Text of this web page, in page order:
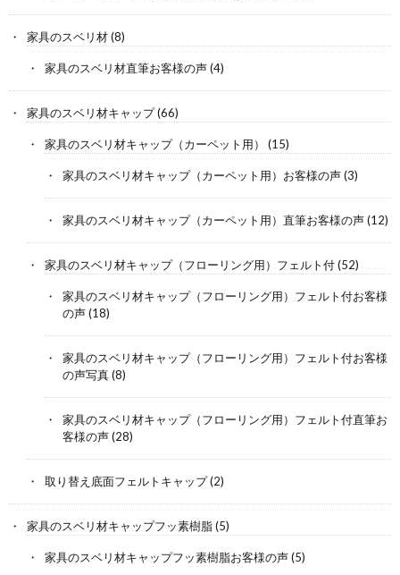
家具のスベリ材(8)
家具のスベリ材直筆お客様の声(4)
家具のスベリ材キャップ(66)
家具のスベリ材キャップ（カーペット用） (15)
家具のスベリ材キャップ（カーペット用）お客様の声(3)
家具のスベリ材キャップ（カーペット用）直筆お客様の声(12)
家具のスベリ材キャップ（フローリング用）フェルト付(52)
家具のスベリ材キャップ（フローリング用）フェルト付お客様
の声(18)
家具のスベリ材キャップ（フローリング用）フェルト付お客様
の声写真(8)
家具のスベリ材キャップ（フローリング用）フェルト付直筆お
客様の声(28)
取り替え底面フェルトキャップ(2)
家具のスベリ材キャップフッ素樹脂(5)
家具のスベリ材キャップフッ素樹脂お客様の声(5)